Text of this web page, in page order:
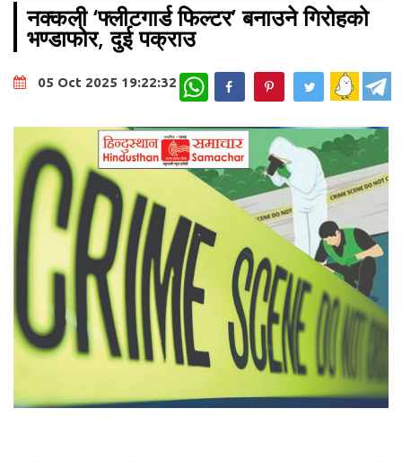
नक्कली ‘फ्लीटगार्ड फिल्टर’ बनाउने गिरोहको
भण्डाफोर, दुई पक्राउ
05 Oct 2025 19:22:32 WhatsApp